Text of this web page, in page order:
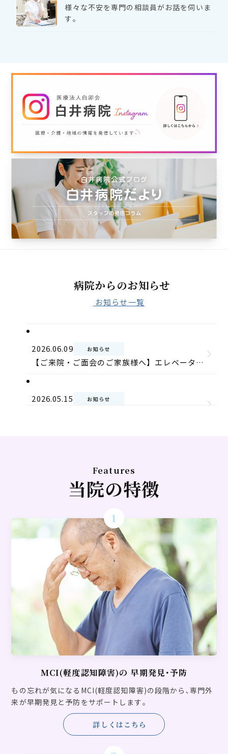
様々な不安を専門の相談員がお話を伺いま
す｡
病院からのお知らせ
お知らせ一覧
2026.06.09 お知らせ
【ご来院・ご面会のご家族様へ】エレベーター点検のお知らせ
2026.05.15 お知らせ
2026.04.16 お知らせ
2026.04.01 お知らせ
ホームページをリニューアル致しました。
2026.02.19 トピックス
東3病棟の和室スペースにひな人形を設置しました。
2026.02.11 トピックス
2025.11.20 トピックス
Features
当院の特徴
1
MCI(軽度認知障害)の 早期発見･予防
もの忘れが気になるMCI(軽度認知障害)の段階から､専門外
来が早期発見と予防をサポートします｡
詳しくはこちら